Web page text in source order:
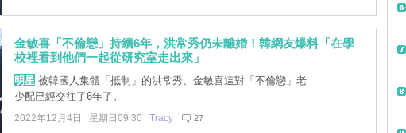
金敏喜「不倫戀」持續6年，洪常秀仍未離婚！韓網友爆料「在學
校裡看到他們一起從研究室走出來」
明星被韓國人集體「抵制」的洪常秀、金敏喜這對「不倫戀」老
少配已經交往了6年了。
2022年12月4日 星期日09:30 Tracy 27